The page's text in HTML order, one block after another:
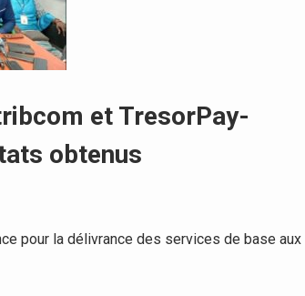
et TresorPay-
obtenus
pour la délivrance des services de base aux